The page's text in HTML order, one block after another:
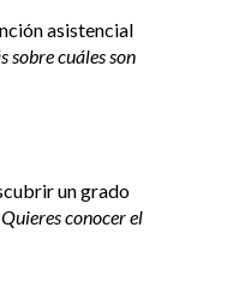
asistencial
sobre cuáles son
un grado
conocer el